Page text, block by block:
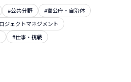
#公共分野
#官公庁・自治体
ジェクトマネジメント
#仕事・挑戦